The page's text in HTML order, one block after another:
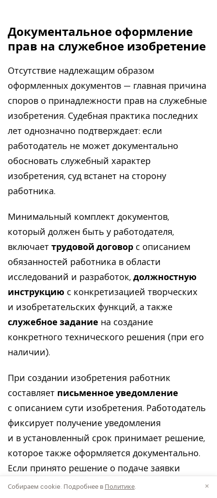
Документальное оформление
прав на служебное изобретение
Отсутствие надлежащим образом
оформленных документов — главная причина
споров о принадлежности прав на служебные
изобретения. Судебная практика последних
лет однозначно подтверждает: если
работодатель не может документально
обосновать служебный характер
изобретения, суд встанет на сторону
работника.
Минимальный комплект документов,
который должен быть у работодателя,
включает трудовой договор с описанием
обязанностей работника в области
исследований и разработок, должностную
инструкцию с конкретизацией творческих
и изобретательских функций, а также
служебное задание на создание
конкретного технического решения (при его
наличии).
При создании изобретения работник
составляет письменное уведомление
с описанием сути изобретения. Работодатель
фиксирует получение уведомления
и в установленный срок принимает решение,
которое также оформляется документально.
Если принято решение о подаче заявки
на патент — оформляетсясоответствующий ×
Собираем cookie. Подробнее в Политике.